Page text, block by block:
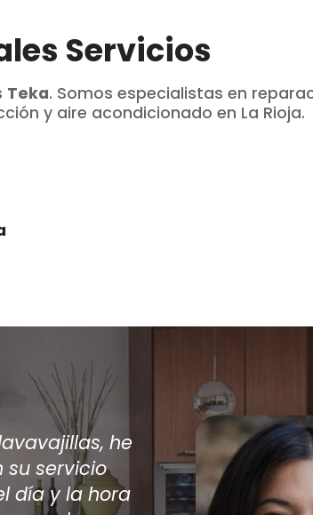
Servicios
Teka. Somos especialistas en
y aire acondicionado en La Rioja.
a casa a
por internet
una solución a mi